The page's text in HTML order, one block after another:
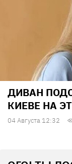
ДИВАН
КИЕВЕ НА
04 Августа 12:32